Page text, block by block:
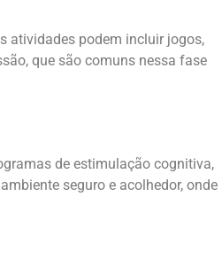
atividades podem incluir jogos,
que são comuns nessa fase
de estimulação cognitiva,
seguro e acolhedor, onde